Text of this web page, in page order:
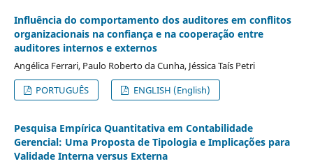
Influência do comportamento dos auditores em conflitos
organizacionais na confiança e na cooperação entre
auditores internos e externos
Angélica Ferrari, Paulo Roberto da Cunha, Jéssica Taís Petri
PORTUGUÊS
ENGLISH (English)
Pesquisa Empírica Quantitativa em Contabilidade
Gerencial: Uma Proposta de Tipologia e Implicações para
Validade Interna versus Externa